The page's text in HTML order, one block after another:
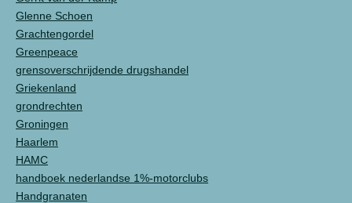
Glenne Schoen
Grachtengordel
Greenpeace
grensoverschrijdende drugshandel
Griekenland
grondrechten
Groningen
Haarlem
HAMC
handboek nederlandse 1%-motorclubs
Handgranaten